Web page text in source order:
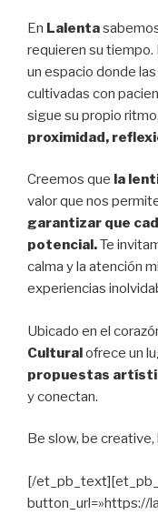
En Lalenta
requieren su
un espacio donde
cultivadas con
sigue su propio
proximidad,
Creemos que la
valor que nos
garantizar que
potencial.Te
calma y la atención
experiencias
Ubicado en el
Culturalofrece un
propuestas
y conectan.
Be slow, be
[/
button_url=»https://